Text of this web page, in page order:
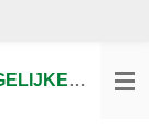
MARKETINGTOOLS-VERGELIJKEN.NL